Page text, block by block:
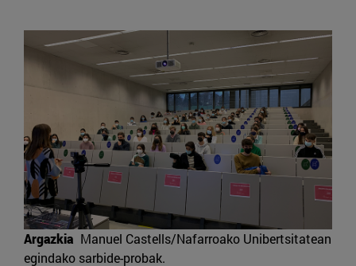
Argazkia Manuel Castells/Nafarroako Unibertsitatean
egindako sarbide-probak.